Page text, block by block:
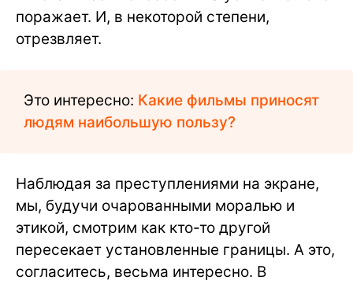
поражает. И, в некоторой степени,
отрезвляет.
Это интересно: Какие фильмы приносят
людям наибольшую пользу?
Наблюдая за преступлениями на экране,
мы, будучи очарованными моралью и
этикой, смотрим как кто-то другой
пересекает установленные границы. А это,
согласитесь, весьма интересно. В